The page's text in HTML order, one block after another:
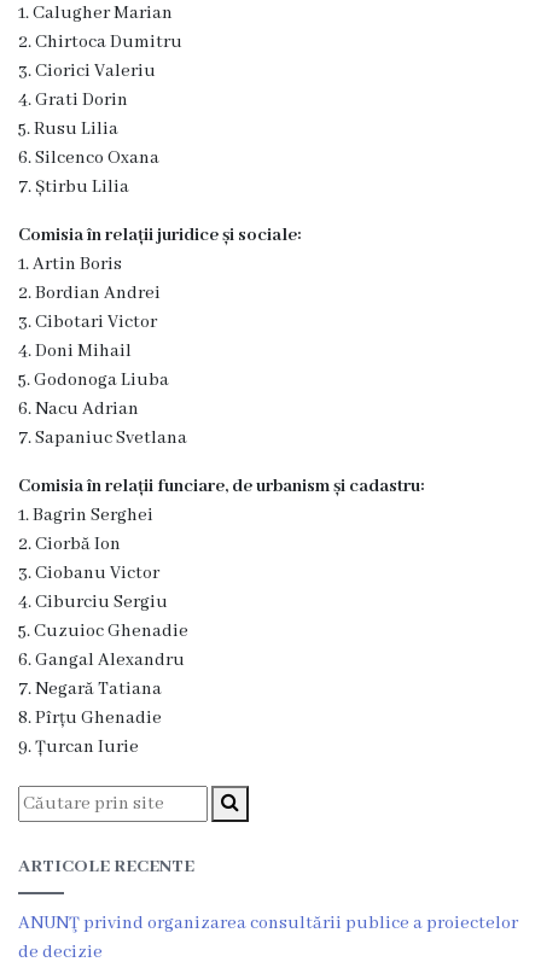
Zile
de
audiență
Primarul
Aparatul
primăriei
Competențele
primarului
Dispozițiile
primarului
Plăți
salariale
încasate
Întreprinderi
subordonate
Grădinița
copilăriei”
1. Calugher Marian
2. Chirtoca Dumitru
3. Ciorici Valeriu
4. Grati Dorin
5. Rusu Lilia
6. Silcenco Oxana
7. Știrbu Lilia
Comisia în relații juridice și sociale:
1. Artin Boris
2. Bordian Andrei
3. Cibotari Victor
4. Doni Mihail
5. Godonoga Liuba
6. Nacu Adrian
7. Sapaniuc Svetlana
Comisia în relații funciare, de urbanism și cadastru:
1. Bagrin Serghei
2. Ciorbă Ion
3. Ciobanu Victor
4. Ciburciu Sergiu
5. Cuzuioc Ghenadie
6. Gangal Alexandru
7. Negară Tatiana
8. Pîrțu Ghenadie
9. Țurcan Iurie
ARTICOLE RECENTE
ANUNŢ privind organizarea consultării publice a proiectelor
de decizie